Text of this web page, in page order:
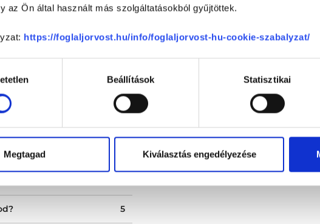
az Ön által használt más szolgáltatásokból gyűjtöttek.
https://foglaljorvost.hu/info/foglaljorvost-hu-cookie-szabalyzat/
Beállítások Statisztikai
Megtagad Kiválasztás engedélyezése
Erzsébet vélemények
100 %
0 %
0 %
0 %
kedvessége
5